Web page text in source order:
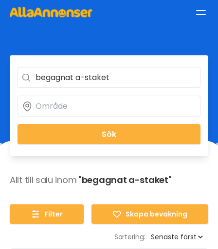
Sök
Allt till salu inom "begagnat a-staket"
Filter Skapa bevakning
Sortering: